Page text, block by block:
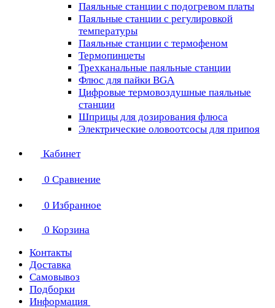
Паяльные станции с подогревом платы
Паяльные станции с регулировкой
температуры
Паяльные станции с термофеном
Термопинцеты
Трехканальные паяльные станции
Флюс для пайки BGA
Цифровые термовоздушные паяльные
станции
Шприцы для дозирования флюса
Электрические оловоотсосы для припоя
Кабинет
0 Сравнение
0 Избранное
0 Корзина
Контакты
Доставка
Самовывоз
Подборки
Информация